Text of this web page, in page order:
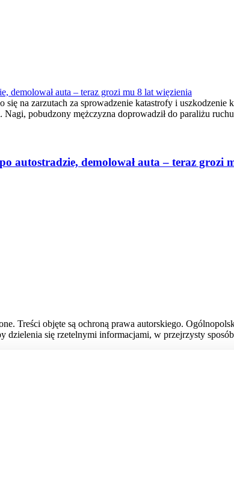
demolował auta – teraz grozi mu 8 lat więzienia
na zarzutach za sprowadzenie katastrofy i
Nagi, pobudzony mężczyzna doprowadził do paraliżu
autostradzie, demolował auta – teraz grozi
Treści objęte są ochroną prawa autorskiego.
dzielenia się rzetelnymi informacjami, w przejrzysty